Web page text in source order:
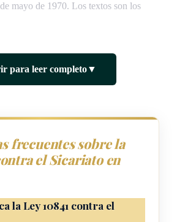
mayo de 1970. Los textos son los
prisión de veinte a cuarenta años a
pertenencia o participación en una
cause la muerte de otra persona por
bis: Oferta, solicitud o promoción
por sicariato
ofrezca o promueva servicios de
acuerdo o promesa remuneratoria,
para leer completo▼
frecuentes sobre la
el Sicariato en
la Ley 10841 contra el